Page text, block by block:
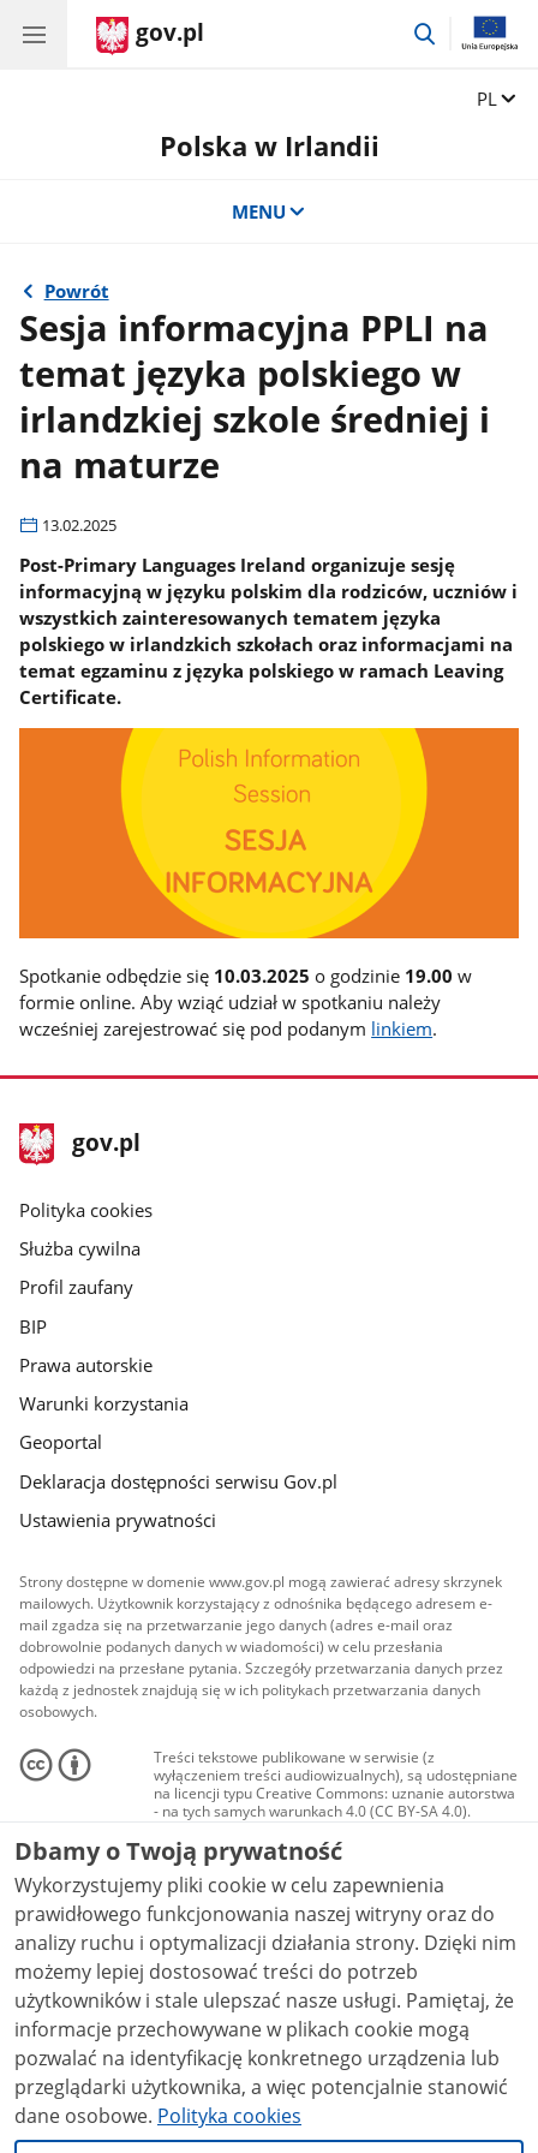
gov.pl
przejdź
Zmień
PL
Polska w Irlandii
MENU
Powrót
Sesja informacyjna PPLI na
temat języka polskiego w
irlandzkiej szkole średniej i
na maturze
13.02.2025
Post-Primary Languages Ireland organizuje sesję
informacyjną w języku polskim dla rodziców, uczniów i
wszystkich zainteresowanych tematem języka
polskiego w irlandzkich szkołach oraz informacjami na
temat egzaminu z języka polskiego w ramach Leaving
Certificate.
Spotkanie odbędzie się 10.03.2025 o godzinie 19.00 w
formie online. Aby wziąć udział w spotkaniu należy
wcześniej zarejestrować się pod podanym linkiem.
stopka
gov.pl
Strona
gov.pl
gov.pl
Polityka cookies
Służba cywilna
Profil zaufany
BIP
Prawa autorskie
Warunki korzystania
Geoportal
Deklaracja dostępności serwisu Gov.pl
Ustawienia prywatności
Strony dostępne w domenie www.gov.pl mogą zawierać adresy skrzynek
mailowych. Użytkownik korzystający z odnośnika będącego adresem e-
mail zgadza się na przetwarzanie jego danych (adres e-mail oraz
dobrowolnie podanych danych w wiadomości) w celu przesłania
odpowiedzi na przesłane pytania. Szczegóły przetwarzania danych przez
każdą z jednostek znajdują się w ich politykach przetwarzania danych
osobowych.
Treści tekstowe publikowane w serwisie (z
wyłączeniem treści audiowizualnych), są udostępniane
na licencji typu Creative Commons: uznanie autorstwa
- na tych samych warunkach 4.0 (CC BY-SA 4.0).
Materiały audiowizualne, w tym zdjęcia, materiały
audio i wideo, są udostępniane na licencji typu
Creative Commons: uznanie autorstwa użycie
niekomercyjne - bez utworów zależnych 4.0 (CC BY-
NC-ND 4.0), o ile nie jest to stwierdzone inaczej.
Dbamy o Twoją prywatność
Wykorzystujemy pliki cookie w celu zapewnienia
prawidłowego funkcjonowania naszej witryny oraz do
analizy ruchu i optymalizacji działania strony. Dzięki nim
możemy lepiej dostosować treści do potrzeb
użytkowników i stale ulepszać nasze usługi. Pamiętaj, że
informacje przechowywane w plikach cookie mogą
pozwalać na identyfikację konkretnego urządzenia lub
przeglądarki użytkownika, a więc potencjalnie stanowić
dane osobowe. Polityka cookies